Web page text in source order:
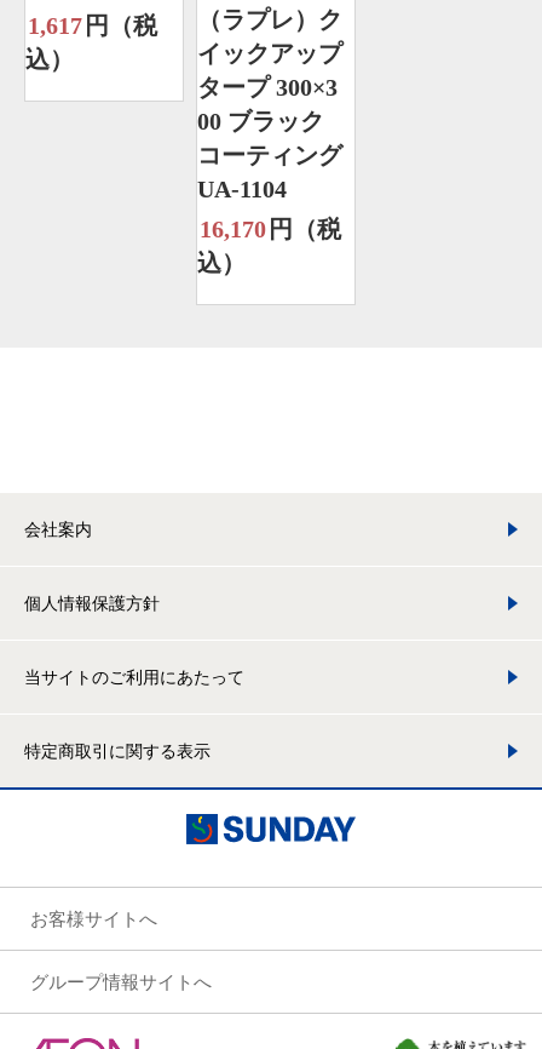
1,617 円（税
込）
（ラプレ）ク
イックアップ
タープ 300×3
00 ブラック
コーティング
UA-1104
16,170 円（税
込）
会社案内
個人情報保護方針
当サイトのご利用にあたって
特定商取引に関する表示
お客様サイトへ
グループ情報サイトへ